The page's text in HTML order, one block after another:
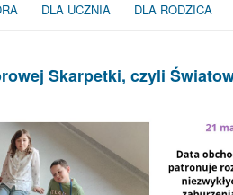
DLA UCZNIA DLA RODZICA
Skarpetki, czyli